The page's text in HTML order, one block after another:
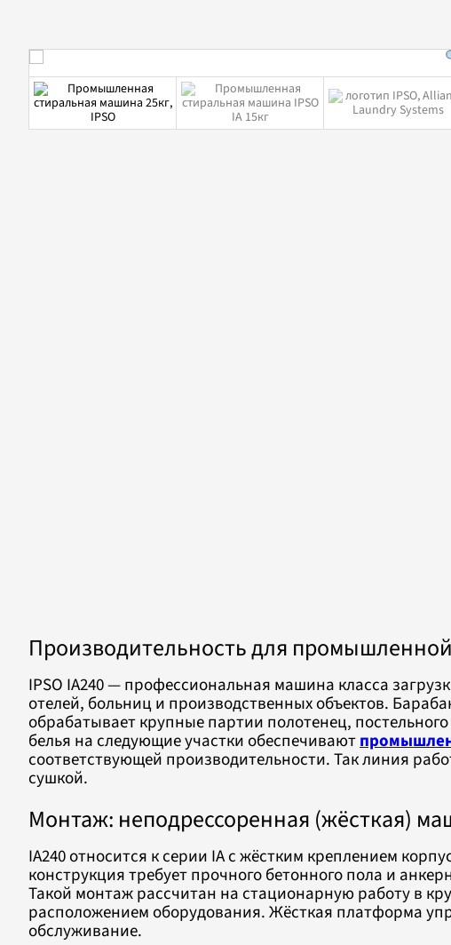
Производительность для
IPSO IA240 — профессиональная машина класса
отелей, больниц и производственных объектов.
обрабатывает крупные партии полотенец,
белья на следующие участки обеспечивают
соответствующей производительности. Так линия
сушкой.
Монтаж: неподрессоренная (жёсткая)
IA240 относится к серии IA с жёстким креплением
конструкция требует прочного бетонного пола и
Такой монтаж рассчитан на стационарную работу в
расположением оборудования. Жёсткая платформа
обслуживание.